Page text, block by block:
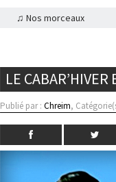
♫ Nos morceaux
LE
Publié par :Chreim,